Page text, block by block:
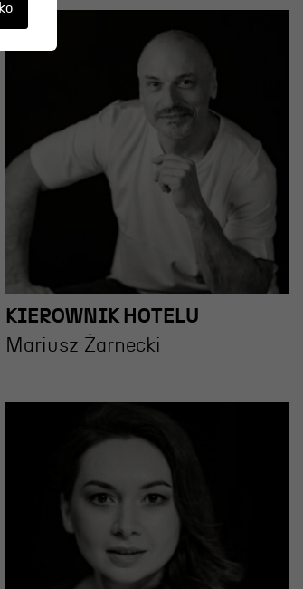
KIEROWNIK HOTELU
Mariusz Żarnecki